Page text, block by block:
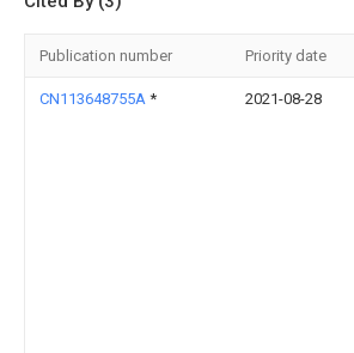
Publication number Priority date
CN113648755A * 2021-08-28